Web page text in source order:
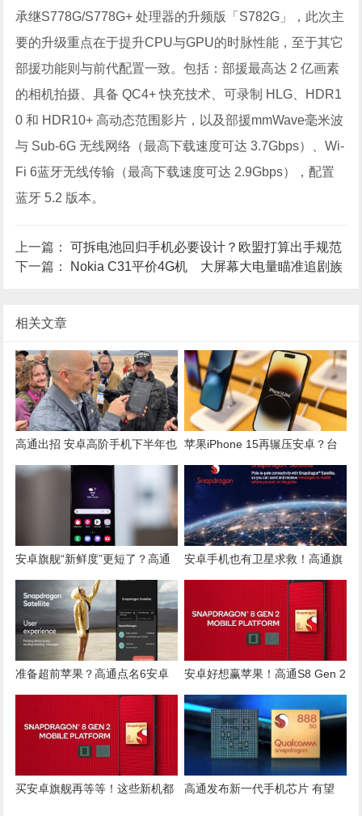
承继S778G/S778G+ 处理器的升频版「S782G」，此次主
要的升级重点在于提升CPU与GPU的时脉性能，至于其它
部援功能则与前代配置一致。包括：部援最高达 2 亿画素
的相机拍摄、具备 QC4+ 快充技术、可录制 HLG、HDR1
0 和 HDR10+ 高动态范围影片，以及部援mmWave毫米波
与 Sub-6G 无线网络（最高下载速度可达 3.7Gbps）、Wi-
Fi 6蓝牙无线传输（最高下载速度可达 2.9Gbps），配置
蓝牙 5.2 版本。
上一篇：可拆电池回归手机必要设计？欧盟打算出手规范
下一篇： Nokia C31平价4G机 大屏幕大电量瞄准追剧族
相关文章
高通出招 安卓高阶手机下半年也
能启用卫星通讯服务
苹果iPhone 15再辗压安卓？台
积电3纳米太贵 高通联发科还
在观望
安卓旗舰“新鲜度”更短了？高通
下一代S8 Gen 3传提早发布
安卓手机也有卫星求救！高通旗
准备超前苹果？高通点名6安卓
品牌正合作双向卫星通讯手机
安卓好想赢苹果！高通S8 Gen 2
跑分洩露仍略逊A16
买安卓旗舰再等等！这些新机都
高通发布新一代手机芯片 有望